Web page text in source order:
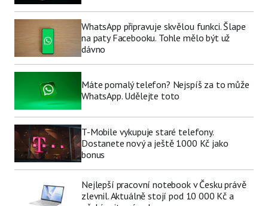
WhatsApp připravuje skvělou funkci. Šlape
na paty Facebooku. Tohle mělo být už
dávno
Máte pomalý telefon? Nejspíš za to může
WhatsApp. Udělejte toto
T-Mobile vykupuje staré telefony.
Dostanete nový a ještě 1000 Kč jako
bonus
Nejlepší pracovní notebook v Česku právě
zlevnil. Aktuálně stojí pod 10 000 Kč a